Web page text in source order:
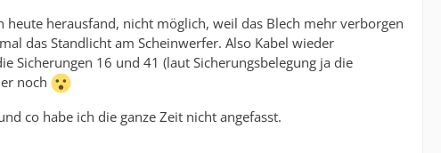
herausfand, nicht möglich, weil das Blech mehr verborgen
das Standlicht am Scheinwerfer. Also Kabel wieder
Sicherungen 16 und 41 (laut Sicherungsbelegung ja die
noch
co habe ich die ganze Zeit nicht angefasst.